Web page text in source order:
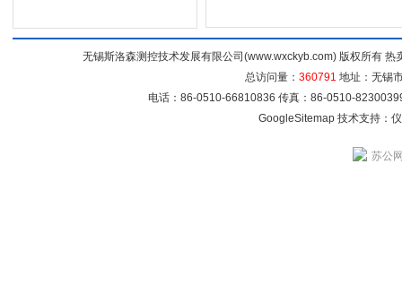
无锡斯洛森测控技术发展有限公司(www.wxckyb.com) 版权所有
总访问量： 360791 地址：无锡
电话：86-0510-66810836 传真：86-0510-
GoogleSitemap技术支持：
苏公